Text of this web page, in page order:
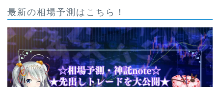
最新の相場予測はこちら！